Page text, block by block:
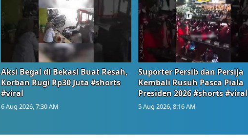
Aksi Begal di Bekasi Buat Resah,
Korban Rugi Rp30 Juta #shorts
#viral
6 Aug 2026, 7:30 AM
Suporter Persib dan Persija
Kembali Rusuh Pasca Piala
Presiden 2026 #shorts #viral
5 Aug 2026, 8:16 AM